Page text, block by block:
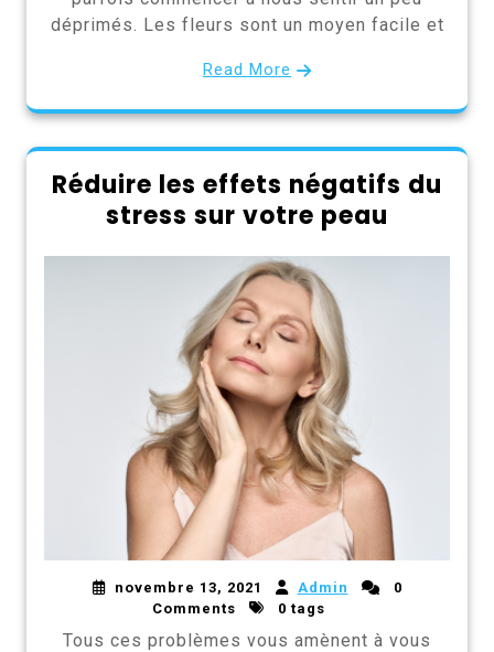
déprimés. Les fleurs sont un moyen facile et
Read More
Réduire les effets négatifs du
stress sur votre peau
novembre 13, 2021 Admin
0
Comments
0 tags
Tous ces problèmes vous amènent à vous